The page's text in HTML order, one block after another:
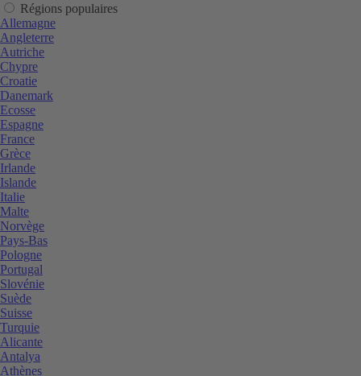
Régions populaires
Allemagne
Angleterre
Autriche
Chypre
Croatie
Danemark
Ecosse
Espagne
France
Grèce
Irlande
Islande
Italie
Malte
Norvège
Pays-Bas
Pologne
Portugal
Slovénie
Suède
Suisse
Turquie
Alicante
Antalya
Athènes